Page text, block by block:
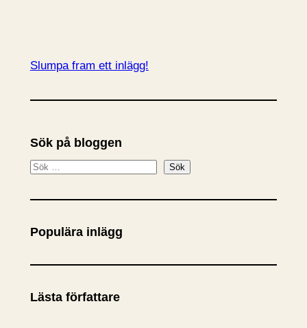
Slumpa fram ett inlägg!
Sök på bloggen
S
k
Sök
Populära inlägg
Lästa författare